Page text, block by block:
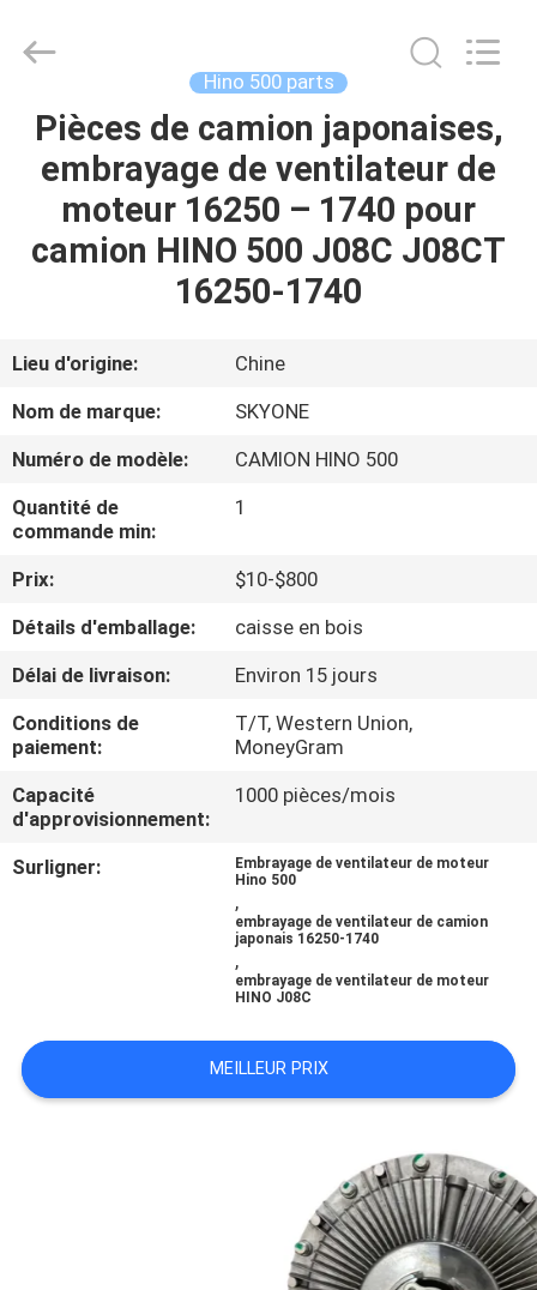
MAISON
PRODUITS
DE
NOUS
VISITE
D'USINE
CONTRÔLE
DE
QUALITÉ
CONTACTEZ-
NOUS
NOUVELLES
CITATION
PLAN
Technology
Reserved.
Hino 500 parts
Pièces de camion japonaises,
embrayage de ventilateur de
moteur 16250 – 1740 pour
camion HINO 500 J08C J08CT
16250-1740
Lieu d'origine:
Chine
Nom de marque:
SKYONE
Numéro de modèle:
CAMION HINO 500
Quantité de
commande min:
1
Prix:
$10-$800
Détails d'emballage:
caisse en bois
Délai de livraison:
Environ 15 jours
Conditions de
paiement:
T/T, Western Union,
MoneyGram
Capacité
d'approvisionnement:
1000 pièces/mois
Surligner:
Embrayage de ventilateur de moteur
Hino 500
,
embrayage de ventilateur de camion
japonais 16250-1740
,
embrayage de ventilateur de moteur
HINO J08C
MEILLEUR PRIX